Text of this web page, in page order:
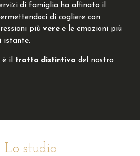
di famiglia ha affinato il
di cogliere con
piùveree le emozioni più
istante.
il tratto distintivo del nostro
Lo studio